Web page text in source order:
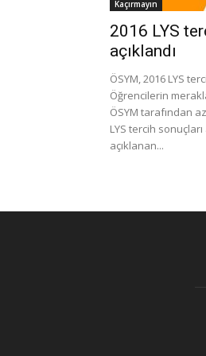
Kaçırmayın
2016 LYS
açıklandı
ÖSYM, 2016 LYS
Öğrencilerin
ÖSYM tarafından
LYS tercih sonuçları
açıklanan...